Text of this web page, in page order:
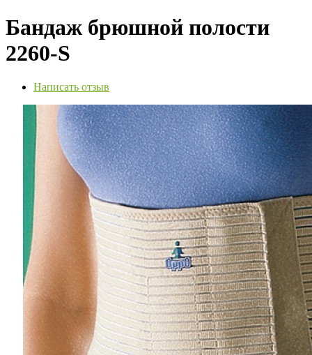
Бандаж брюшной полости
2260-S
Написать отзыв